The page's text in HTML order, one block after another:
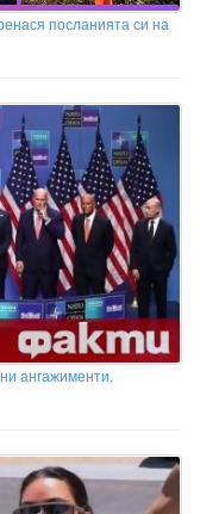
посланията си на
ангажименти,